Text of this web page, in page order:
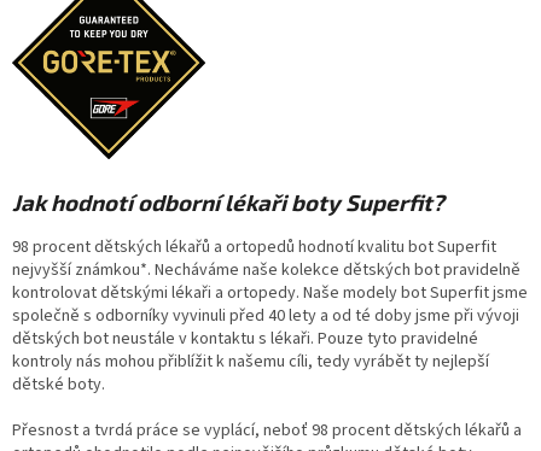
Jak hodnotí odborní lékaři boty Superfit?
98 procent dětských lékařů a ortopedů hodnotí kvalitu bot Superfit
nejvyšší známkou*. Necháváme naše kolekce dětských bot pravidelně
kontrolovat dětskými lékaři a ortopedy. Naše modely bot Superfit jsme
společně s odborníky vyvinuli před 40 lety a od té doby jsme při vývoji
dětských bot neustále v kontaktu s lékaři. Pouze tyto pravidelné
kontroly nás mohou přiblížit k našemu cíli, tedy vyrábět ty nejlepší
dětské boty.
Přesnost a tvrdá práce se vyplácí, neboť 98 procent dětských lékařů a